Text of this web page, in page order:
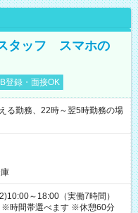
タッフ スマホの
登録・面接OK
勤務、22時～翌5時勤務の場
～18:00（実働7時間）
※時間帯選べます ※休憩60分